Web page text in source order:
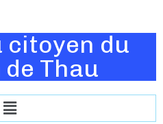
du
Thau